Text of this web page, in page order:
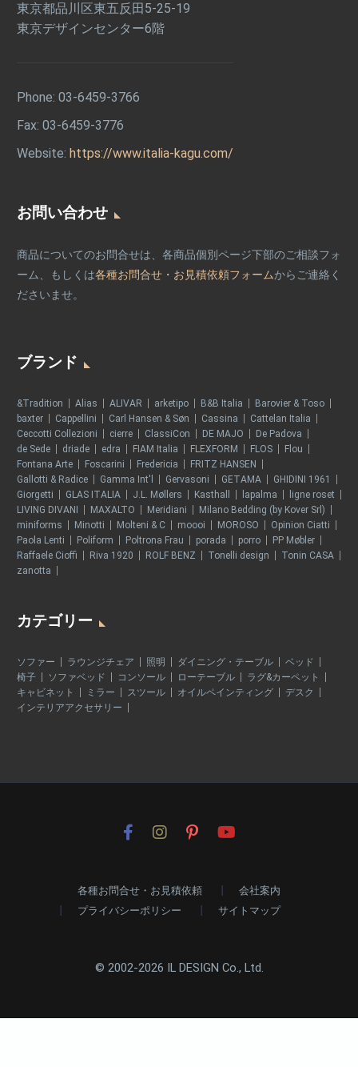
東京都品川区東五反田5-25-19
東京デザインセンター6階
Phone: 03-6459-3766
Fax: 03-6459-3776
Website: https://www.italia-kagu.com/
お問い合わせ
商品についてのお問合せは、各商品個別ページ下部のご相談フォ
ーム、もしくは各種お問合せ・お見積依頼フォームからご連絡く
ださいませ。
ブランド
&Tradition Alias ALIVAR arketipo B&B Italia
Barovier & Toso
baxter
Cappellini Carl Hansen & Søn Cassina
Cattelan Italia
Ceccotti Collezioni
cierre ClassiCon DE MAJO
De Padova
de Sede
driade edra FIAM Italia FLEXFORM FLOS
Flou
Fontana Arte
Foscarini Fredericia
FRITZ HANSEN
Gallotti & Radice
Gamma Int'l Gervasoni GETAMA
GHIDINI 1961
Giorgetti
GLAS ITALIA J.L. Møllers Kasthall lapalma
ligne roset
LIVING DIVANI
MAXALTO Meridiani
Milano Bedding (by Kover Srl)
miniforms
Minotti Molteni & C moooi MOROSO
Opinion Ciatti
Paola Lenti
Poliform Poltrona Frau porada porro
PP Møbler
Raffaele Cioffi
Riva 1920 ROLF BENZ Tonelli design
Tonin CASA
zanotta
カテゴリー
ソファー ラウンジチェア 照明 ダイニング・テーブル
ベッド
椅子
ソファベッド コンソール ローテーブル
ラグ&カーペット
キャビネット
ミラー スツール オイルペインティング
デスク
インテリアアクセサリー
各種お問合せ・お見積依頼
会社案内
プライバシーポリシー
サイトマップ
© 2002-2026 IL DESIGN Co., Ltd.